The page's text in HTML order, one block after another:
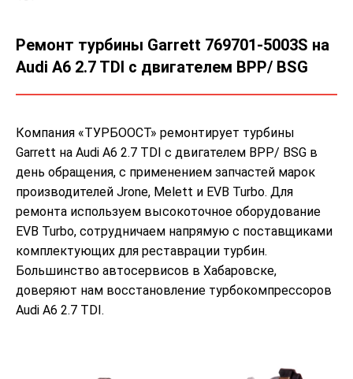
Ремонт турбины Garrett 769701-5003S на
Audi A6 2.7 TDI с двигателем BPP/ BSG
Компания «ТУРБООСТ» ремонтирует турбины
Garrett на Audi A6 2.7 TDI с двигателем BPP/ BSG в
день обращения, с применением запчастей марок
производителей Jrone, Melett и EVB Turbo. Для
ремонта используем высокоточное оборудование
EVB Turbo, сотрудничаем напрямую с поставщиками
комплектующих для реставрации турбин.
Большинство автосервисов в Хабаровске,
доверяют нам восстановление турбокомпрессоров
Audi A6 2.7 TDI.